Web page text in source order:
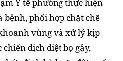
Y tế phường thực hiện
bệnh, phối hợp chặt chẽ
vùng và xử lý kịp
chiến dịch diệt bọ gậy,